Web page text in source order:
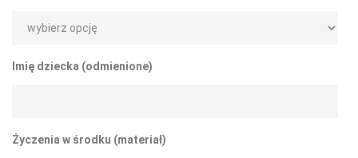
Imię dziecka (odmienione)
Życzenia w środku (materiał)